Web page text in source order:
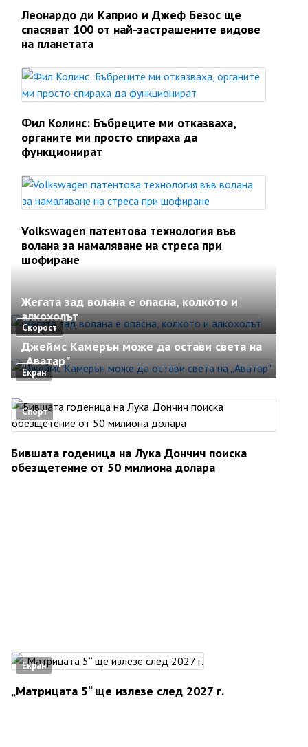
Леонардо ди Каприо и Джеф Безос ще
спасяват 100 от най-застрашените видове
на планетата
Фил Колинс: Бъбреците ми отказваха,
органите ми просто спираха да
функционират
Volkswagen патентова технология във
волана за намаляване на стреса при
шофиране
Скорост
Жегата зад волана е опасна, колкото и
алкохолът
Екран
Джеймс Камерън може да остави света на
„Аватар"
Спорт
Бившата годеница на Лука Дончич поиска
обезщетение от 50 милиона долара
Екран
„Матрицата 5“ ще излезе след 2027 г.